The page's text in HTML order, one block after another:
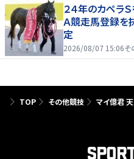
２４年のカペラ
Ａ競走馬登録
定
2026/08/07 15:06そ
TOP その他競技 マイ億君